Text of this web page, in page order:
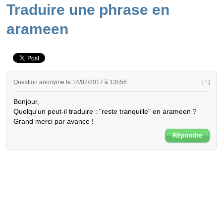
Traduire une phrase en
arameen
Question anonyme le 14/02/2017 à 13h56 [ ! ]
Bonjour,
Quelqu'un peut-il traduire : "reste tranquille" en arameen ?
Grand merci par avance !
Répondre